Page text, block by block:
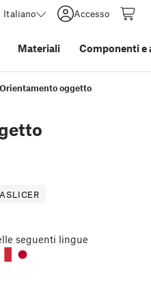
Italiano Accesso
Materiali Componenti e
Orientamento oggetto
seguenti lingue